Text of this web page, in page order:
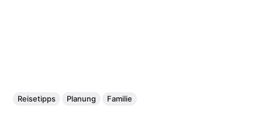
Reisetipps Planung Familie